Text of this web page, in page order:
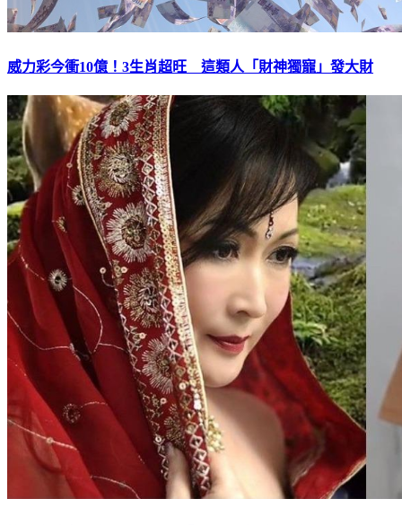
威力彩今衝10億！3生肖超旺 這類人「財神獨寵」發大財